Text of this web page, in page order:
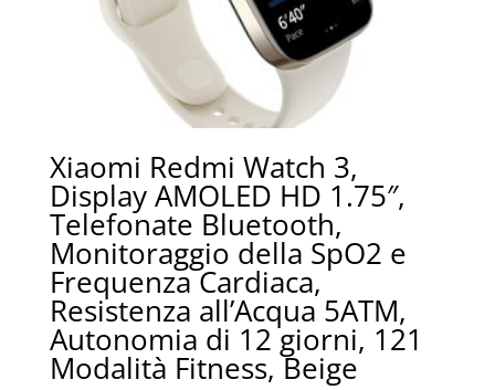
Xiaomi Redmi Watch 3,
Display AMOLED HD 1.75″,
Telefonate Bluetooth,
Monitoraggio della SpO2 e
Frequenza Cardiaca,
Resistenza all’Acqua 5ATM,
Autonomia di 12 giorni, 121
Modalità Fitness, Beige